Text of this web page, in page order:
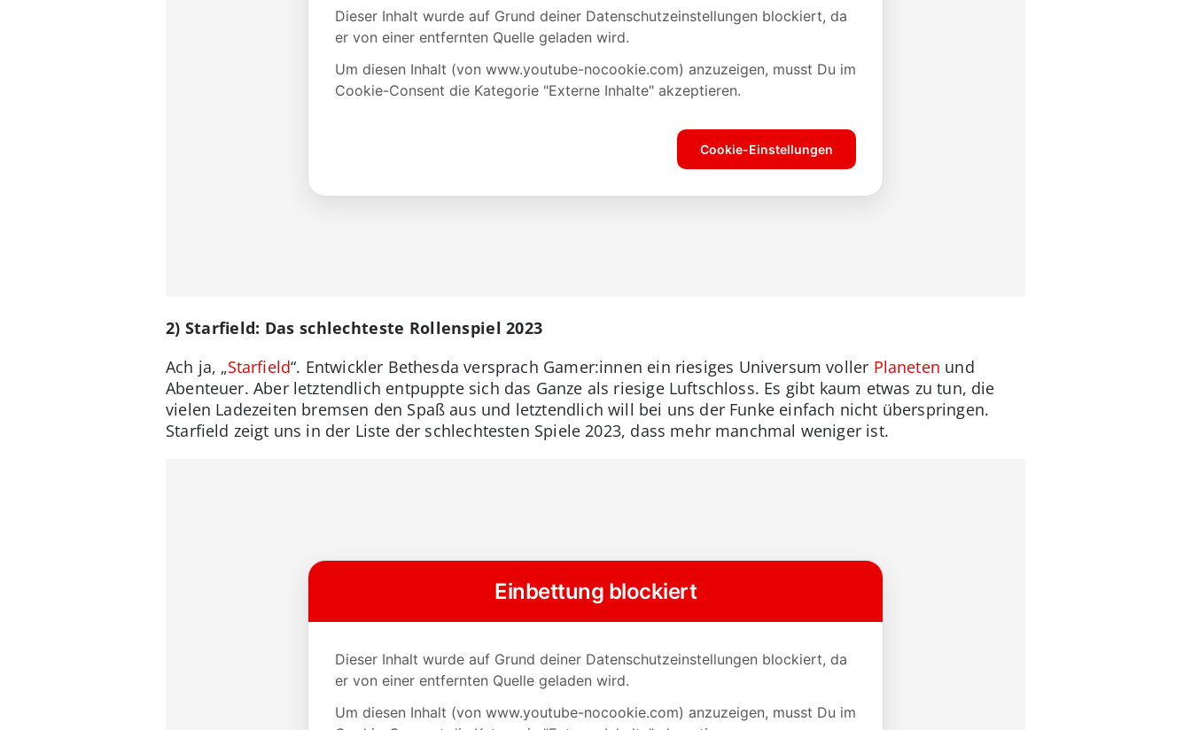
2) Starfield: Das schlechteste Rollenspiel 2023
Ach ja, „Starfield“. Entwickler Bethesda versprach Gamer:innen ein riesiges Universum voller Planeten und
Abenteuer. Aber letztendlich entpuppte sich das Ganze als riesige Luftschloss. Es gibt kaum etwas zu tun, die
vielen Ladezeiten bremsen den Spaß aus und letztendlich will bei uns der Funke einfach nicht überspringen.
Starfield zeigt uns in der Liste der schlechtesten Spiele 2023, dass mehr manchmal weniger ist.